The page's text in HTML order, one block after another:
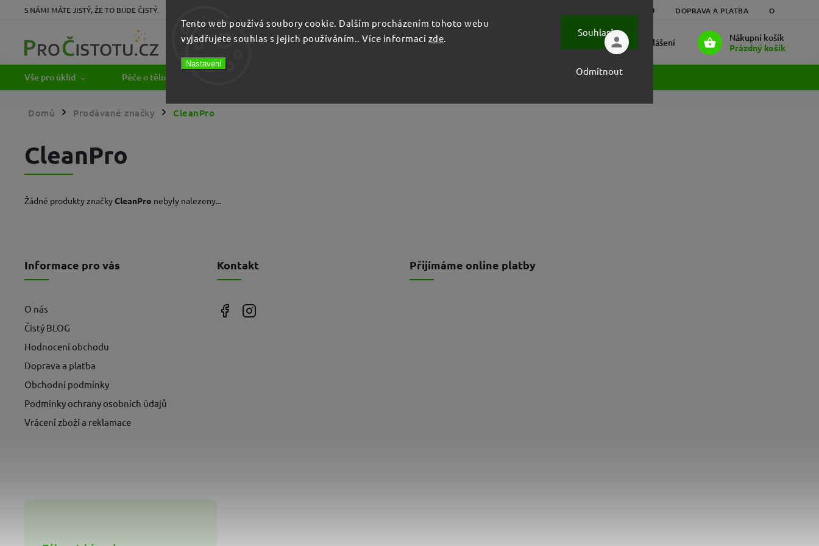
Tento web používá soubory cookie. Dalším procházením tohoto webu
vyjadřujete souhlas s jejich používáním.. Více informací zde.
Nastavení
Odmítnout
Souhlasím
S NÁMI MÁTE JISTÝ, ŽE TO BUDE ČISTÝ. HODNOCENÍ OBCHODU DOPRAVA A PLATBA OBCHODNÍ
Zákaznická podpora:
+420 777 115 717
Nákupní košík
Prázdný košík
Přihlášení
Vše pro úklid Péče o tělo a ruce
Domů / Prodávané značky / CleanPro
CleanPro
Žádné produkty značkyCleanPro nebyly nalezeny...
Informace pro vás
O nás
Čistý BLOG
Hodnocení obchodu
Doprava a platba
Obchodní podmínky
Podmínky ochrany osobních údajů
Vrácení zboží a reklamace
Kontakt Přijímáme online platby